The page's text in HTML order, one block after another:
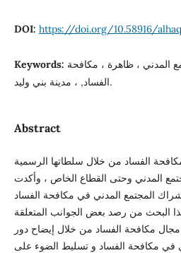
DOI: https://doi.org/10.58916/
Keywords: المدني ، ظاهرة ، مكافحة
الفساد, ، مدينة بني وليد.
Abstract
الفساد من خلال سلطاتها الرسمية
المدني وحتى القطاع الخاص ، وأكدت
المجتمع المدني في مكافحة الفساد
البحث من رصد بعض الجوانب المتعلقة
مكافحة الفساد من خلال إيضاح دور
في مكافحة الفساد و تسليط الضوء على